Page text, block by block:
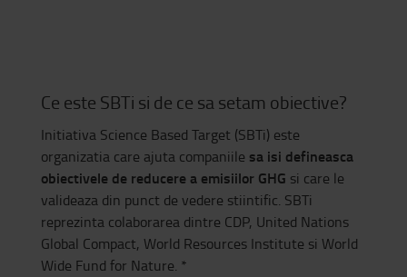
Ce este SBTi si de ce sa setam obiective?
Initiativa Science Based Target (SBTi) este
organizatia care ajuta companiile sa isi defineasca
obiectivele de reducere a emisiilor GHG si care le
valideaza din punct de vedere stiintific. SBTi
reprezinta colaborarea dintre CDP, United Nations
Global Compact, World Resources Institute si World
Wide Fund for Nature. *